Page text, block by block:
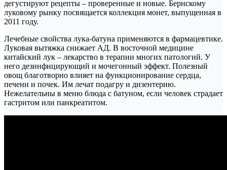
дегустируют рецепты – проверенные и новые. Бернскому
луковому рынку посвящается коллекция монет, выпущенная в
2011 году.
Лечебные свойства лука-батуна применяются в фармацевтике.
Луковая вытяжка снижает АД. В восточной медицине
китайский лук – лекарство в терапии многих патологий. У
него дезинфицирующий и мочегонный эффект. Полезный
овощ благотворно влияет на функционирование сердца,
печени и почек. Им лечат подагру и дизентерию.
Нежелательны в меню блюда с батуном, если человек страдает
гастритом или панкреатитом.